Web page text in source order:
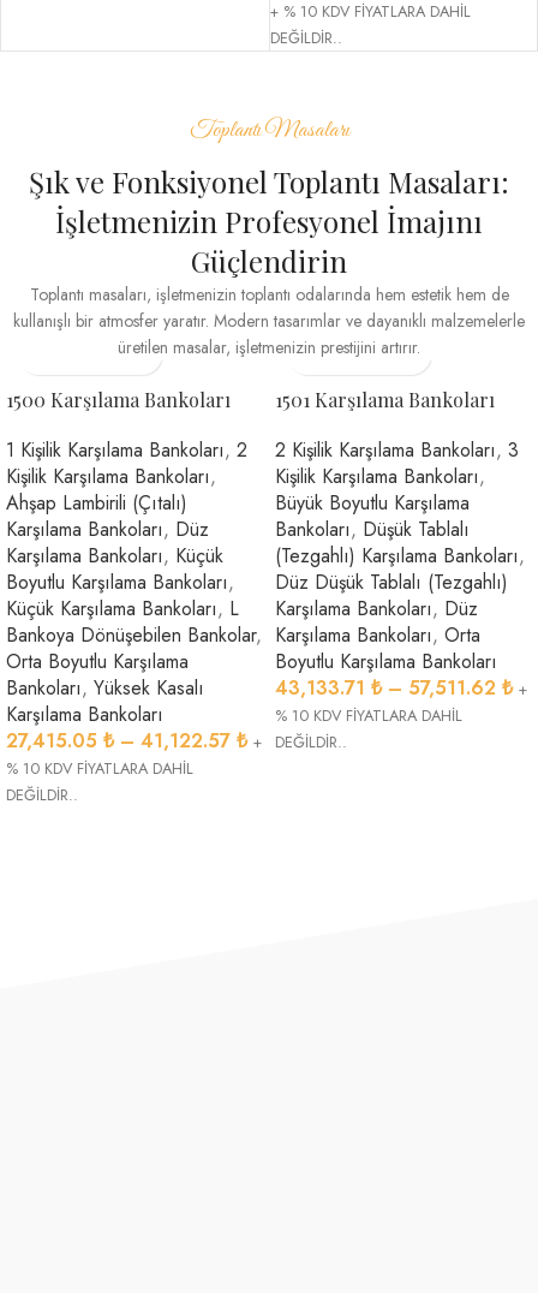
+ % 10 KDV FİYATLARA DAHİL
DEĞİLDİR..
Toplantı Masaları
Şık ve Fonksiyonel Toplantı Masaları:
İşletmenizin Profesyonel İmajını
Güçlendirin
Toplantı masaları, işletmenizin toplantı odalarında hem estetik hem de
kullanışlı bir atmosfer yaratır. Modern tasarımlar ve dayanıklı malzemelerle
üretilen masalar, işletmenizin prestijini artırır.
1500 Karşılama Bankoları
1 Kişilik Karşılama Bankoları, 2
Kişilik Karşılama Bankoları,
Ahşap Lambirili (Çıtalı)
Karşılama Bankoları, Düz
Karşılama Bankoları, Küçük
Boyutlu Karşılama Bankoları,
Küçük Karşılama Bankoları, L
Bankoya Dönüşebilen Bankolar,
Orta Boyutlu Karşılama
Bankoları, Yüksek Kasalı
Karşılama Bankoları
27,415.05 ₺ – 41,122.57 ₺ +
% 10 KDV FİYATLARA DAHİL
DEĞİLDİR..
1501 Karşılama Bankoları
2 Kişilik Karşılama Bankoları, 3
Kişilik Karşılama Bankoları,
Büyük Boyutlu Karşılama
Bankoları, Düşük Tablalı
(Tezgahlı) Karşılama Bankoları,
Düz Düşük Tablalı (Tezgahlı)
Karşılama Bankoları, Düz
Karşılama Bankoları, Orta
Boyutlu Karşılama Bankoları
43,133.71 ₺ – 57,511.62 ₺ +
% 10 KDV FİYATLARA DAHİL
DEĞİLDİR..